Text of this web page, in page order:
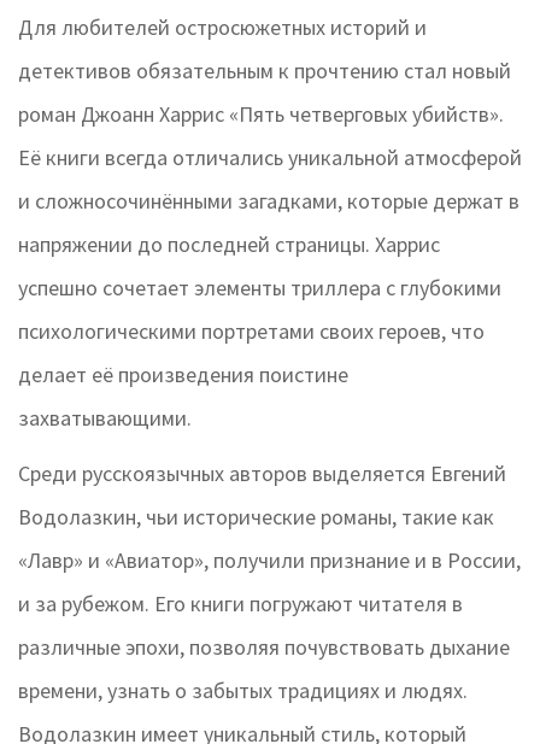
Для любителей остросюжетных историй и
детективов обязательным к прочтению стал новый
роман Джоанн Харрис «Пять четверговых убийств».
Её книги всегда отличались уникальной атмосферой
и сложносочинёнными загадками, которые держат в
напряжении до последней страницы. Харрис
успешно сочетает элементы триллера с глубокими
психологическими портретами своих героев, что
делает её произведения поистине
захватывающими.
Среди русскоязычных авторов выделяется Евгений
Водолазкин, чьи исторические романы, такие как
«Лавр» и «Авиатор», получили признание и в России,
и за рубежом. Его книги погружают читателя в
различные эпохи, позволяя почувствовать дыхание
времени, узнать о забытых традициях и людях.
Водолазкин имеет уникальный стиль, который